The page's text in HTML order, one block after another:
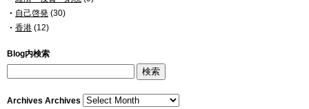
自己啓発 (30)
香港 (12)
Blog内検索
Archives Archives